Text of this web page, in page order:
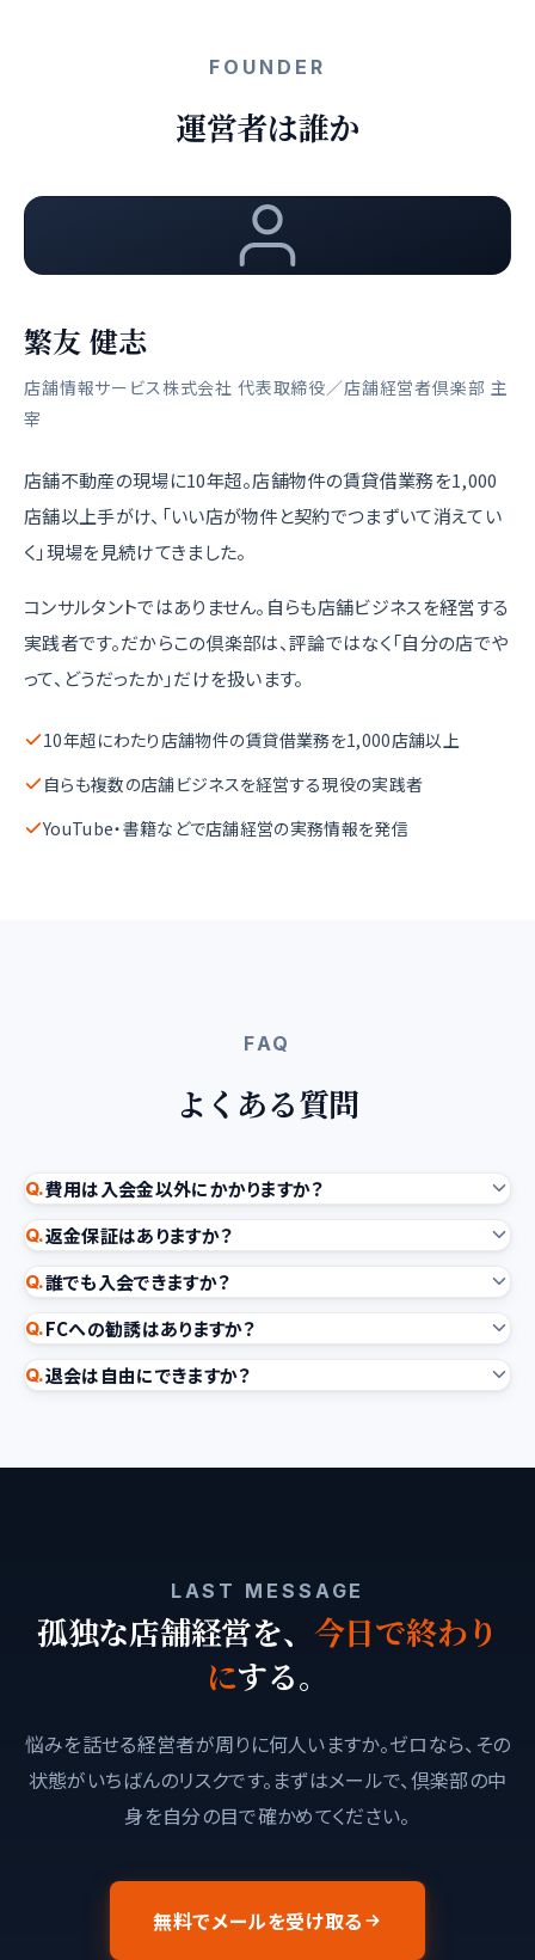
FOUNDER
運営者は誰か
繁友 健志
店舗情報サービス株式会社 代表取締役／店舗経営者倶楽部 主
宰
店舗不動産の現場に10年超。店舗物件の賃貸借業務を1,000
店舗以上手がけ、「いい店が物件と契約でつまずいて消えてい
く」現場を見続けてきました。
コンサルタントではありません。自らも店舗ビジネスを経営する
実践者です。だからこの倶楽部は、評論ではなく「自分の店でや
って、どうだったか」だけを扱います。
10年超にわたり店舗物件の賃貸借業務を1,000店舗以上
自らも複数の店舗ビジネスを経営する現役の実践者
YouTube・書籍などで店舗経営の実務情報を発信
FAQ
よくある質問
Q.費用は入会金以外にかかりますか？
Q.返金保証はありますか？
Q.誰でも入会できますか？
Q.FCへの勧誘はありますか？
Q.退会は自由にできますか？
LAST MESSAGE
孤独な店舗経営を、 今日で終わり
にする。
悩みを話せる経営者が周りに何人いますか。ゼロなら、その
状態がいちばんのリスクです。まずはメールで、倶楽部の中
身を自分の目で確かめてください。
無料でメールを受け取る